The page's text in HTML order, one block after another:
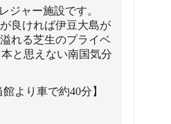
ジャー施設です。
良ければ伊豆大島が
れる芝生のプライベ
と思えない南国気分
より車で約40分】